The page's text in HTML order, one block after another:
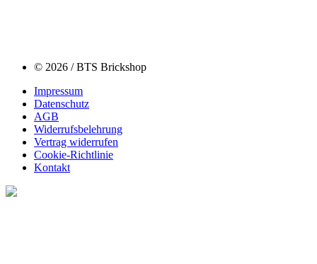
© 2026 / BTS Brickshop
Impressum
Datenschutz
AGB
Widerrufsbelehrung
Vertrag widerrufen
Cookie-Richtlinie
Kontakt